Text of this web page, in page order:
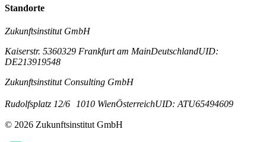
Standorte
Zukunftsinstitut GmbH
Kaiserstr. 5360329 Frankfurt am MainDeutschlandUID:
DE213919548
Zukunftsinstitut Consulting GmbH
Rudolfsplatz 12/6 1010 WienÖsterreichUID: ATU65494609
© 2026 Zukunftsinstitut GmbH